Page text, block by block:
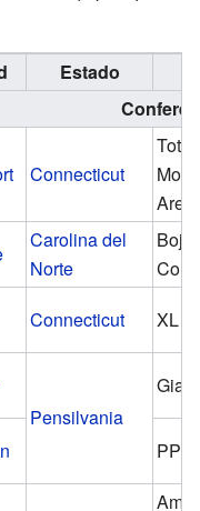
Estado
Connecticut
Total
Carolina del
Norte
Connecticut XL
Pensilvania
PPL